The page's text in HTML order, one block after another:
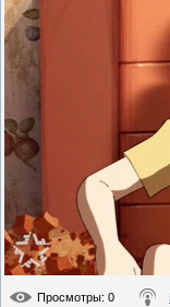
Просмотры: 0